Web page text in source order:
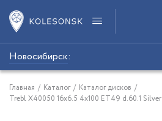
Новосибирск:
Главная / Каталог / Каталог дисков /
Trebl X40050 16x6.5 4x100 ET49 d.60.1 Silver